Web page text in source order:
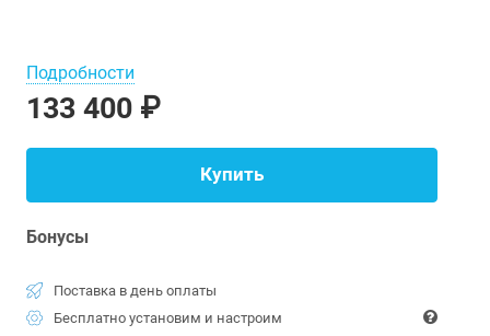
Подробности
133 400 ₽
Купить
Бонусы
Поставка в день оплаты
Бесплатно установим и настроим